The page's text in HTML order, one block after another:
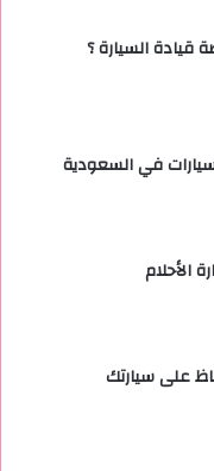
السيارة ؟
في السعودية